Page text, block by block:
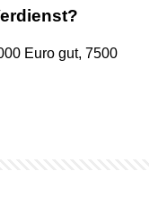
Euro gut, 7500